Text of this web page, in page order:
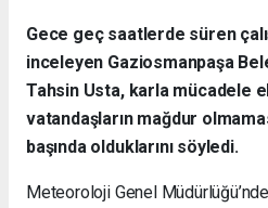
Gece geç saatlerde süren
inceleyen Gaziosmanpaşa
Tahsin Usta, karla mücadele
vatandaşların mağdur
başında olduklarını söyledi.
Meteoroloji Genel